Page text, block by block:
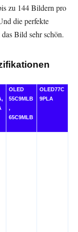
zu 144 Bildern pro
die perfekte
Bild sehr schön.
OLED
55C9MLB
,
65C9MLB
OLED77C
9PLA